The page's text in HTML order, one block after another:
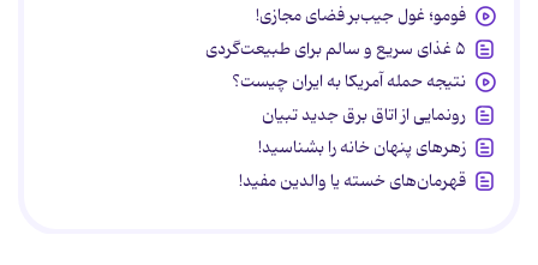
فومو؛ غول جیب‌بر فضای مجازی!
۵ غذای سریع و سالم برای طبیعت‌گردی
نتیجه حمله آمریکا به ایران چیست؟
رونمایی از اتاق برق جدید تبیان
زهرهای پنهان خانه را بشناسید!
قهرمان‌های خسته یا والدین مفید!